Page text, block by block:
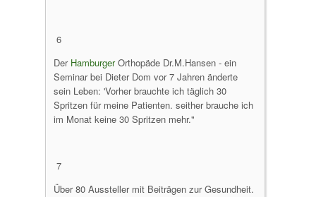
6
Der HamburgerOrthopäde Dr.M.Hansen - ein
Seminar bei Dieter Dom vor 7 Jahren änderte
sein Leben: 'Vorher brauchte ich täglich 30
Spritzen für meine Patienten. seither brauche ich
im Monat keine 30 Spritzen mehr."
7
Über 80 Aussteller mit Beiträgen zur Gesundheit.